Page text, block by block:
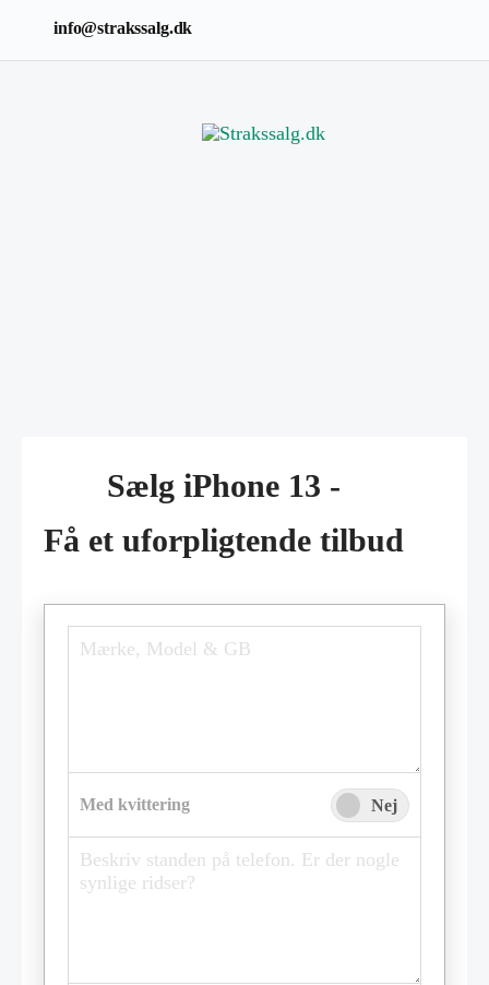
info@strakssalg.dk
Sælg iPhone 13 -
Få et uforpligtende tilbud
Med kvittering Nej